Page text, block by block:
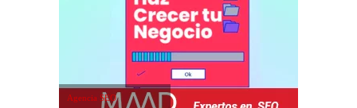
Agencia SEO